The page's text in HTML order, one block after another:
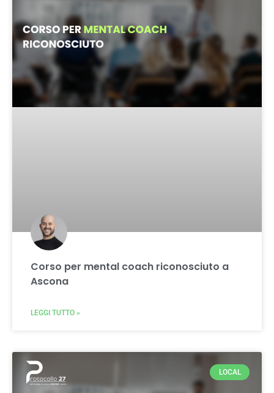
Corso per mental coach riconosciuto a
Ascona
LEGGI TUTTO »
LOCAL